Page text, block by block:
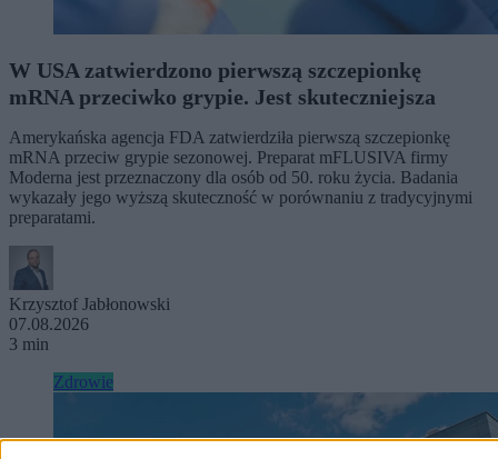
W USA zatwierdzono pierwszą szczepionkę
mRNA przeciwko grypie. Jest skuteczniejsza
Amerykańska agencja FDA zatwierdziła pierwszą szczepionkę
mRNA przeciw grypie sezonowej. Preparat mFLUSIVA firmy
Moderna jest przeznaczony dla osób od 50. roku życia. Badania
wykazały jego wyższą skuteczność w porównaniu z tradycyjnymi
preparatami.
Krzysztof Jabłonowski
07.08.2026
3 min
Zdrowie